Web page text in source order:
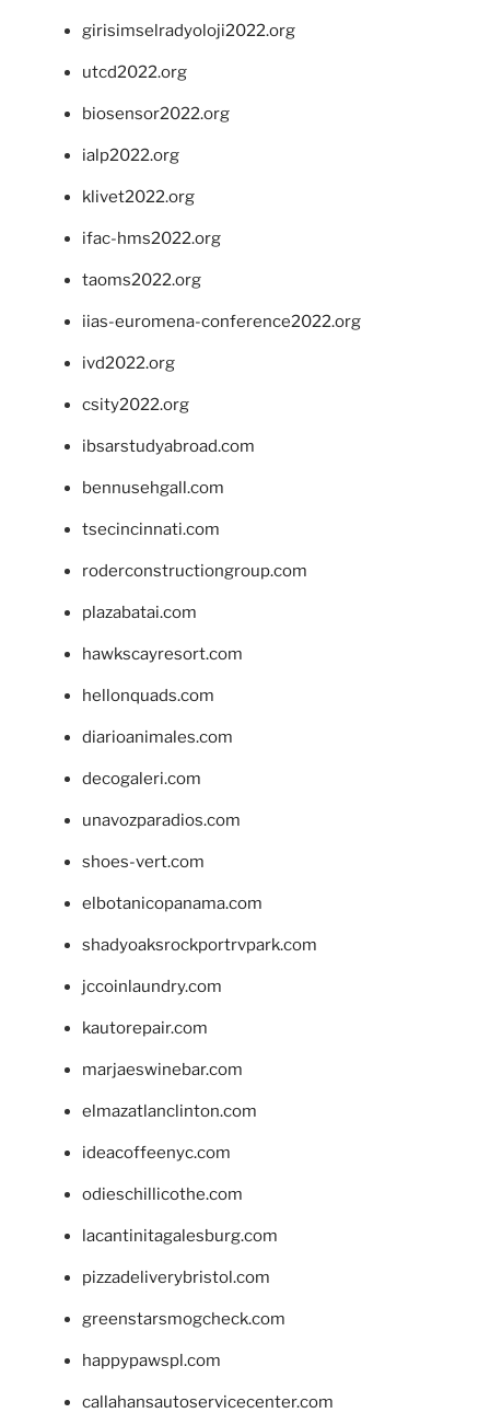
girisimselradyoloji2022.org
utcd2022.org
biosensor2022.org
ialp2022.org
klivet2022.org
ifac-hms2022.org
taoms2022.org
iias-euromena-conference2022.org
ivd2022.org
csity2022.org
ibsarstudyabroad.com
bennusehgall.com
tsecincinnati.com
roderconstructiongroup.com
plazabatai.com
hawkscayresort.com
hellonquads.com
diarioanimales.com
decogaleri.com
unavozparadios.com
shoes-vert.com
elbotanicopanama.com
shadyoaksrockportrvpark.com
jccoinlaundry.com
kautorepair.com
marjaeswinebar.com
elmazatlanclinton.com
ideacoffeenyc.com
odieschillicothe.com
lacantinitagalesburg.com
pizzadeliverybristol.com
greenstarsmogcheck.com
happypawspl.com
callahansautoservicecenter.com